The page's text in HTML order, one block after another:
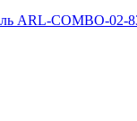
ARL-COMBO-02-